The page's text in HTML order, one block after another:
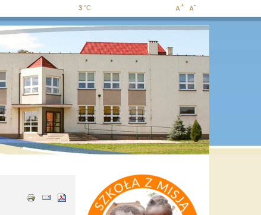
3 °C Increase
font size
Decrease
font size